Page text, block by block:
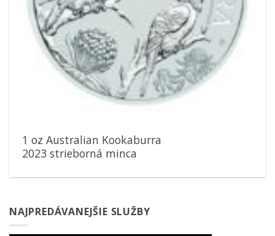
1 oz Australian Kookaburra
2023 strieborná minca
NAJPREDÁVANEJŠIE SLUŽBY